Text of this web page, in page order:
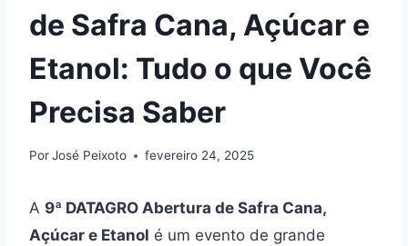
de Safra Cana, Açúcar e
Etanol: Tudo o que Você
Precisa Saber
PorJosé Peixoto fevereiro 24, 2025
A 9ª DATAGRO Abertura de Safra Cana,
Açúcar e Etanol é um evento de grande